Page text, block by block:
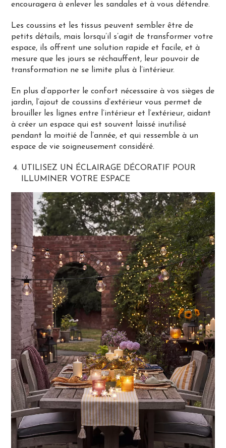
encouragera à enlever les sandales et à vous détendre.
Les coussins et les tissus peuvent sembler être de
petits détails, mais lorsqu’il s’agit de transformer votre
espace, ils offrent une solution rapide et facile, et à
mesure que les jours se réchauffent, leur pouvoir de
transformation ne se limite plus à l’intérieur.
En plus d’apporter le confort nécessaire à vos sièges de
jardin, l’ajout de coussins d’extérieur vous permet de
brouiller les lignes entre l’intérieur et l’extérieur, aidant
à créer un espace qui est souvent laissé inutilisé
pendant la moitié de l’année, et qui ressemble à un
espace de vie soigneusement considéré.
UTILISEZ UN ÉCLAIRAGE DÉCORATIF POUR
ILLUMINER VOTRE ESPACE